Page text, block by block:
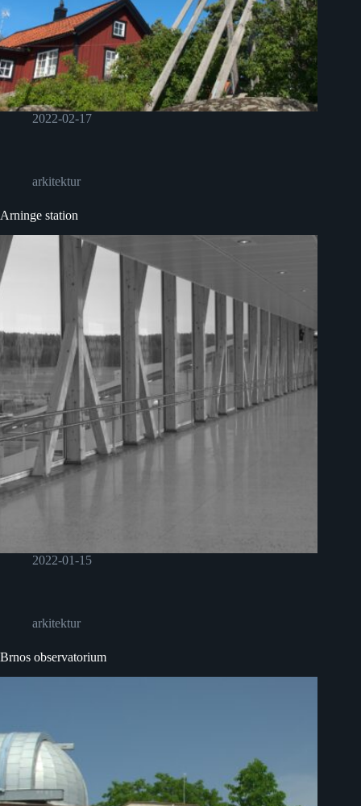
2022-02-17
arkitektur
Arninge station
2022-01-15
arkitektur
Brnos observatorium